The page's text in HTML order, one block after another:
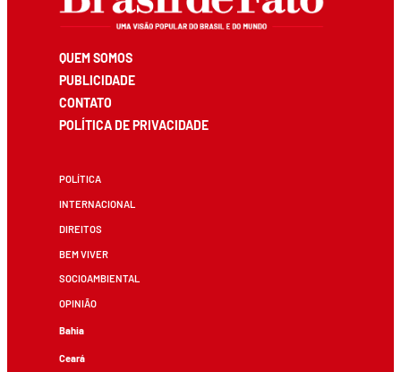
QUEM SOMOS
PUBLICIDADE
CONTATO
POLÍTICA DE PRIVACIDADE
POLÍTICA
INTERNACIONAL
DIREITOS
BEM VIVER
SOCIOAMBIENTAL
OPINIÃO
Bahia
Ceará